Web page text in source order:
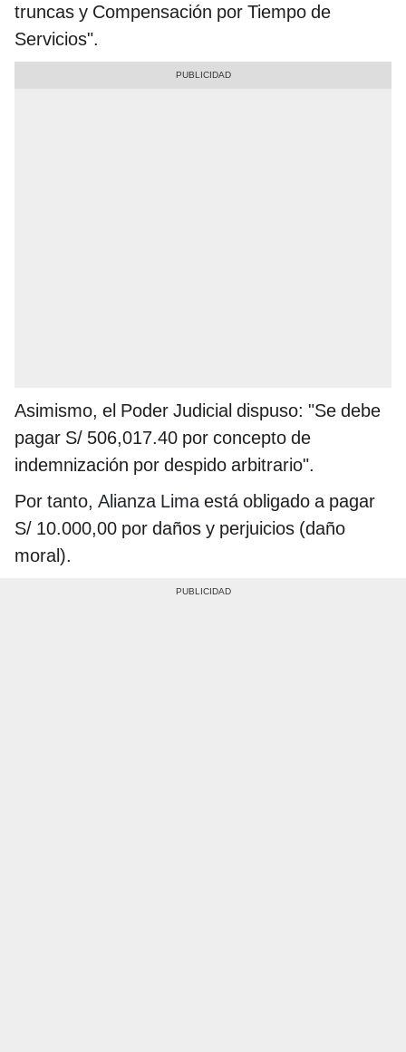
truncas y Compensación por Tiempo de
Servicios".
Asimismo, el Poder Judicial dispuso: "Se debe
pagar S/ 506,017.40 por concepto de
indemnización por despido arbitrario".
Por tanto, Alianza Limaestá obligado a pagar
S/ 10.000,00 por daños y perjuicios (daño
moral).